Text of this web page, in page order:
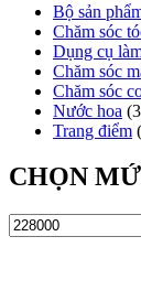
Bộ sản
Chăm sóc
Dụng cụ
Chăm sóc
Chăm sóc
Nước hoa
Trang điểm
CHỌN
Giá
tối